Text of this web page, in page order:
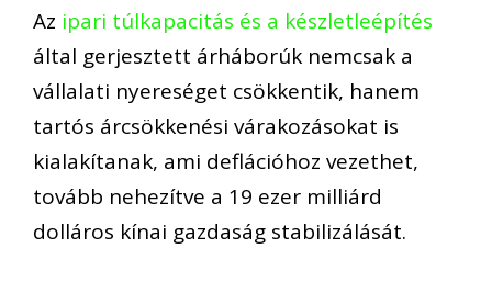
Az ipari túlkapacitás és a készletleépítés
által gerjesztett árháborúk nemcsak a
vállalati nyereséget csökkentik, hanem
tartós árcsökkenési várakozásokat is
kialakítanak, ami deflációhoz vezethet,
tovább nehezítve a 19 ezer milliárd
dolláros kínai gazdaság stabilizálását.